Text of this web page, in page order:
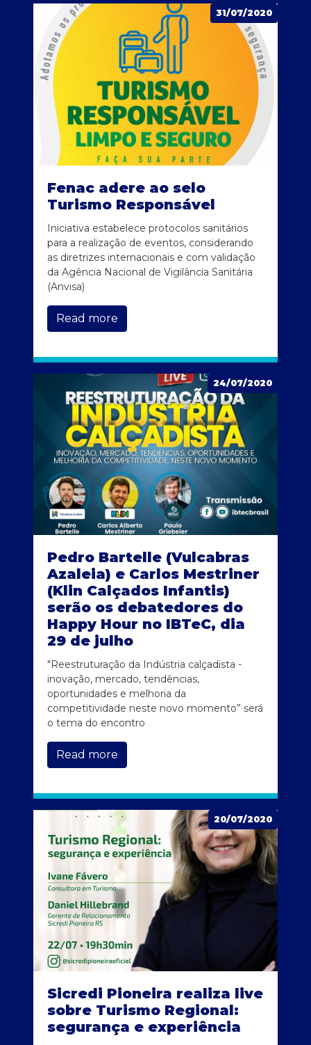
31/07/2020
Fenac adere ao selo
Turismo Responsável
Iniciativa estabelece protocolos sanitários
para a realização de eventos, considerando
as diretrizes internacionais e com validação
da Agência Nacional de Vigilância Sanitária
(Anvisa)
Read more
24/07/2020
Pedro Bartelle (Vulcabras
Azaleia) e Carlos Mestriner
(Klin Calçados Infantis)
serão os debatedores do
Happy Hour no IBTeC, dia
29 de julho
"Reestruturação da Indústria calçadista -
inovação, mercado, tendências,
oportunidades e melhoria da
competitividade neste novo momento” será
o tema do encontro
Read more
20/07/2020
Sicredi Pioneira realiza live
sobre Turismo Regional:
segurança e experiência